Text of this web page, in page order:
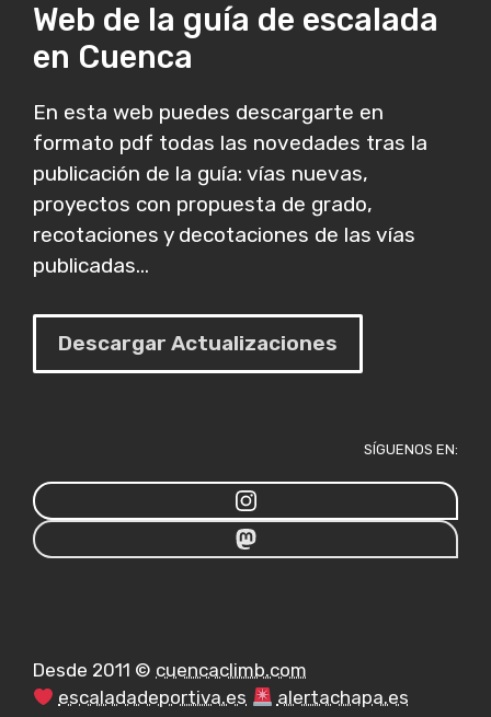
Web de la guía de escalada
en Cuenca
En esta web puedes descargarte en
formato pdf todas las novedades tras la
publicación de la guía: vías nuevas,
proyectos con propuesta de grado,
recotaciones y decotaciones de las vías
publicadas...
Descargar Actualizaciones
SÍGUENOS EN:
Desde 2011 © cuencaclimb.com
escaladadeportiva.es
alertachapa.es